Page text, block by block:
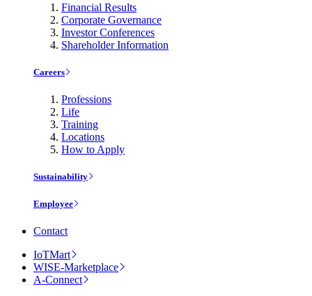
Financial Results
Corporate Governance
Investor Conferences
Shareholder Information
Careers
Professions
Life
Training
Locations
How to Apply
Sustainability
Employee
Contact
IoTMart
WISE-Marketplace
A-Connect